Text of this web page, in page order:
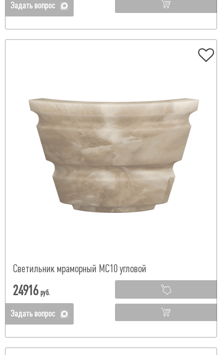
Задать вопрос
Светильник мраморный МС10 угловой
24916 руб.
Задать вопрос